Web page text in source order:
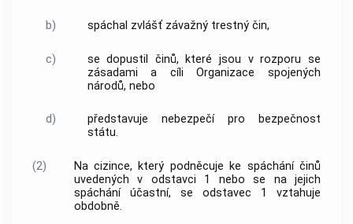
b) spáchal zvlášť závažný trestný čin,
c)
se dopustil činů, které jsou v rozporu se
zásadami a cíli Organizace spojených
národů, nebo
d)
představuje nebezpečí pro bezpečnost
státu.
(2)
Na cizince, který podněcuje ke spáchání činů
uvedených v odstavci 1 nebo se na jejich
spáchání účastní, se odstavec 1 vztahuje
obdobně.